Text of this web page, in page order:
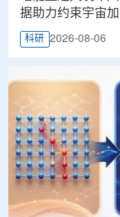
据助力约束宇宙
科研 2026-08-06